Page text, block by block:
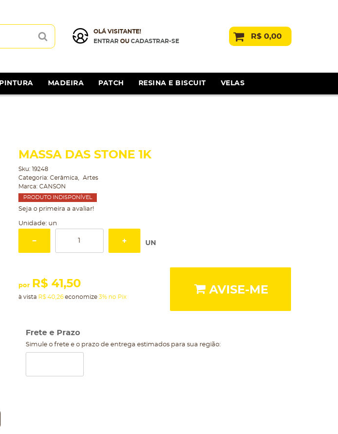
OLÁ VISITANTE!
ENTRAROU CADASTRAR-SE
R$ 0,00
PINTURA MADEIRA PATCH RESINA E BISCUIT VELAS
MASSA DAS STONE 1K
Sku: 19248
Categoria: Cerâmica
Artes
Marca: CANSON
PRODUTO INDISPONÍVEL
Seja o primeira a avaliar!
Unidade: un
UN
por R$ 41,50
à vista R$ 40,26economize 3% no Pix
AVISE-ME
Frete e Prazo
Simule o frete e o prazo de entrega estimados para sua região: